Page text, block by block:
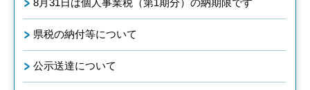
県税の納付等について
公示送達について